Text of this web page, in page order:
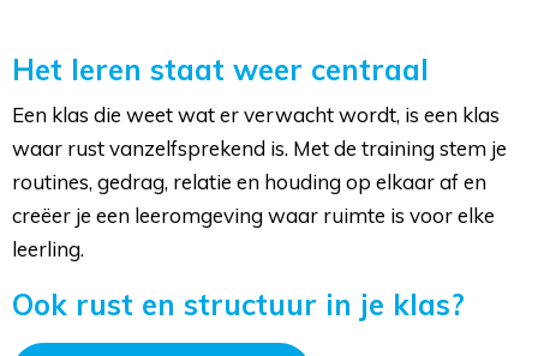
Het leren staat weer centraal
Een klas die weet wat er verwacht wordt, is een klas
waar rust vanzelfsprekend is. Met de training stem je
routines, gedrag, relatie en houding op elkaar af en
creëer je een leeromgeving waar ruimte is voor elke
leerling.
Ook rust en structuur in je klas?